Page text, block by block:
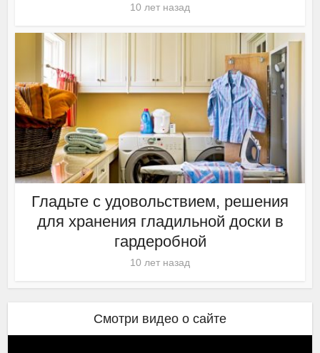
10 лет назад
Гладьте с удовольствием, решения
для хранения гладильной доски в
гардеробной
10 лет назад
Смотри видео о сайте